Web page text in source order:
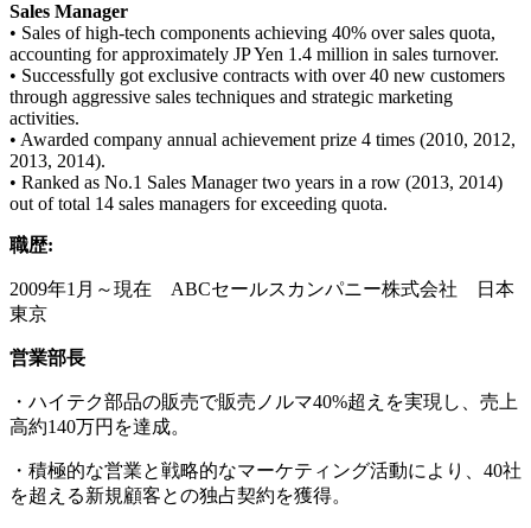
Sales Manager
• Sales of high-tech components achieving 40% over sales quota,
accounting for approximately JP Yen 1.4 million in sales turnover.
• Successfully got exclusive contracts with over 40 new customers
through aggressive sales techniques and strategic marketing
activities.
• Awarded company annual achievement prize 4 times (2010, 2012,
2013, 2014).
• Ranked as No.1 Sales Manager two years in a row (2013, 2014)
out of total 14 sales managers for exceeding quota.
職歴:
2009年1月～現在 ABCセールスカンパニー株式会社 日本
東京
営業部長
・ハイテク部品の販売で販売ノルマ40%超えを実現し、売上
高約140万円を達成。
・積極的な営業と戦略的なマーケティング活動により、40社
を超える新規顧客との独占契約を獲得。